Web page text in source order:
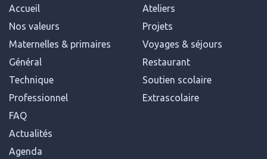
Accueil
Nos valeurs
Maternelles & primaires
Général
Technique
Professionnel
FAQ
Actualités
Agenda
Ateliers
Projets
Voyages & séjours
Restaurant
Soutien scolaire
Extrascolaire